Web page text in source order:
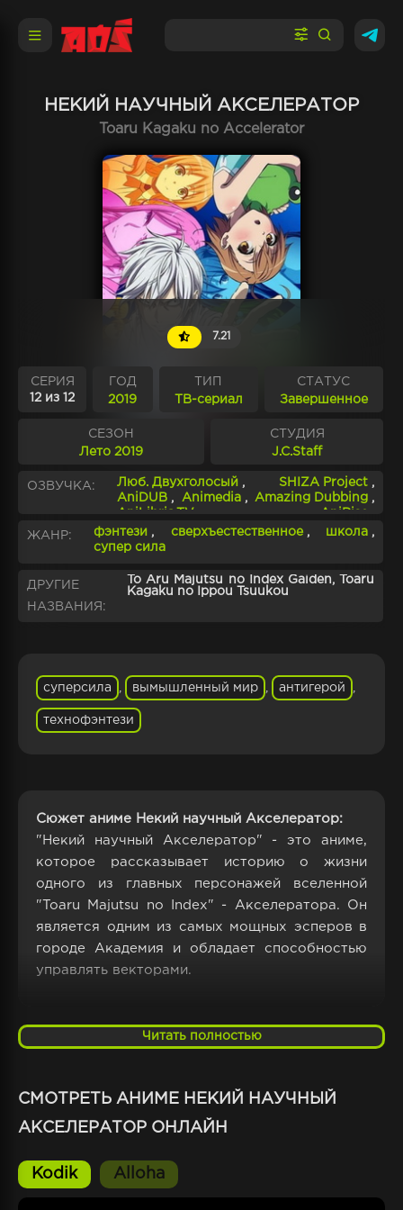
НЕКИЙ НАУЧНЫЙ АКСЕЛЕРАТОР
Toaru Kagaku no Accelerator
7.21
СЕРИЯ
12 из 12
ГОД
2019
ТИП
ТВ-сериал
СТАТУС
Завершенное
СЕЗОН
Лето 2019
СТУДИЯ
J.C.Staff
ОЗВУЧКА: Люб. Двухголосый , SHIZA Project ,
AniDUB , Animedia , Amazing Dubbing ,
AniLibria.TV
AniRise
TAKEOVER Project
ЖАНР: фэнтези , сверхъестественное , школа ,
супер сила
ДРУГИЕ
НАЗВАНИЯ:
To Aru Majutsu no Index Gaiden, Toaru
Kagaku no Ippou Tsuukou
суперсила вымышленный мир антигерой
технофэнтези
Сюжет аниме Некий научный Акселератор:
"Некий научный Акселератор" - это аниме,
которое рассказывает историю о жизни
одного из главных персонажей вселенной
"Toaru Majutsu no Index" - Акселератора. Он
является одним из самых мощных эсперов в
городе Академия и обладает способностью
управлять векторами.
живет одиноко и никому не нужен, пока он не
способностями и становится единственным
человеком, который может понять его и
Однако их мирное сосуществование
Читать полностью
СМОТРЕТЬ АНИМЕ НЕКИЙ НАУЧНЫЙ
АКСЕЛЕРАТОР ОНЛАЙН
Kodik Alloha